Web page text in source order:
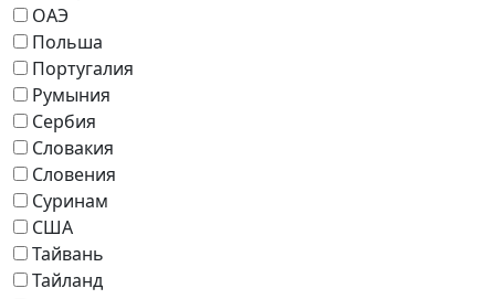
ОАЭ
Польша
Португалия
Румыния
Сербия
Словакия
Словения
Суринам
США
Тайвань
Тайланд